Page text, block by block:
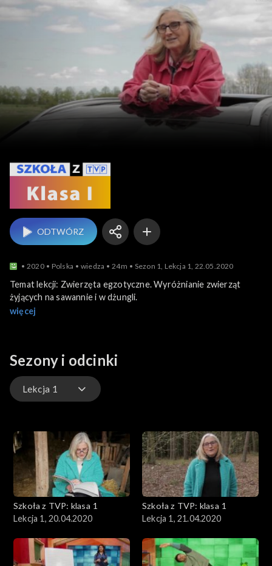
Szkoła z TVP: klasa 1
ODTWÓRZ
2020 Polska wiedza 24m Sezon 1, Lekcja 1, 22.05.2020
Temat lekcji: Zwierzęta egzotyczne. Wyróżnianie zwierząt
żyjących na sawannie i w dżungli.
więcej
Sezony i odcinki
Lekcja 1
Lekcja 2
Lekcja 3
Szkoła z TVP: klasa 1
Lekcja 1, 20.04.2020
Szkoła z TVP: klasa 1
Lekcja 1, 21.04.2020